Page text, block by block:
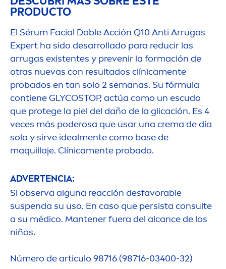
PRODUCTO
El Sérum Facial Doble Acción Q10 Anti Arrugas
Expert ha sido desarrollado para reducir las
arrugas existentes y prevenir la formación de
otras nuevas con resultados clínicamente
probados en tan solo 2 semanas. Su fórmula
contiene GLYCOSTOP, actúa como un escudo
que protege la piel del daño de la glicación. Es 4
veces más poderosa que usar una crema de día
sola y sirve idealmente como base de
maquillaje. Clínicamente probado.
ADVERTENCIA:
Si observa alguna reacción desfavorable
suspenda su uso. En caso que persista consulte
a su médico. Mantener fuera del alcance de los
niños.
Número de articulo 98716 (98716-03400-32)